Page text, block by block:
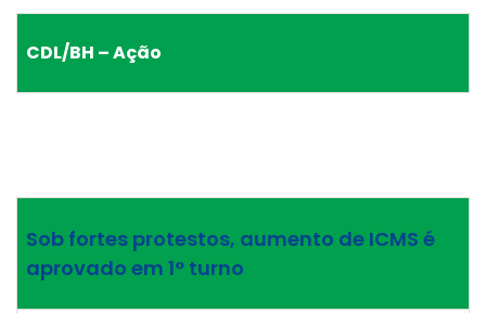
CDL/BH – Ação
Sob fortes protestos, aumento de ICMS é
aprovado em 1° turno